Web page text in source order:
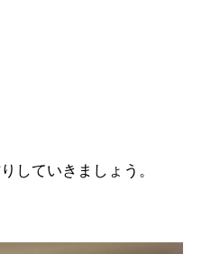
していきましょう。